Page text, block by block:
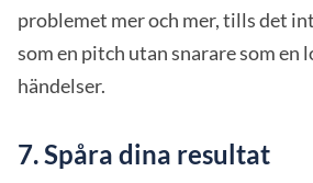
problemet mer och mer, tills det
som en pitch utan snarare som en
händelser.
7. Spåra dina resultat